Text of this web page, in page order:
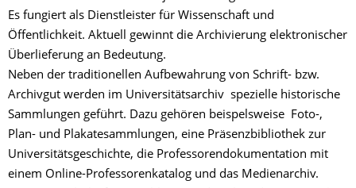
Es fungiert als Dienstleister für Wissenschaft und
Öffentlichkeit. Aktuell gewinnt die Archivierung elektronischer
Überlieferung an Bedeutung.
Neben der traditionellen Aufbewahrung von Schrift- bzw.
Archivgut werden im Universitätsarchiv spezielle historische
Sammlungen geführt. Dazu gehören beispelsweise Foto-,
Plan- und Plakatesammlungen, eine Präsenzbibliothek zur
Universitätsgeschichte, die Professorendokumentation mit
einem Online-Professorenkatalog und das Medienarchiv.